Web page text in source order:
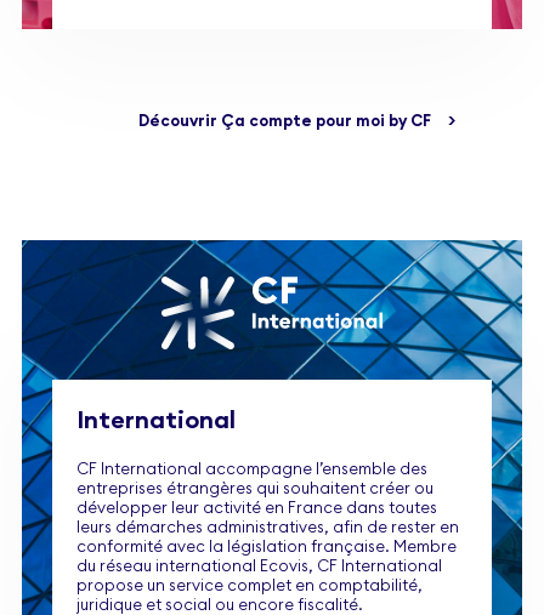
Découvrir Ça compte pour moi by CF >
International
CF International accompagne l’ensemble des
entreprises étrangères qui souhaitent créer ou
développer leur activité en France dans toutes
leurs démarches administratives, afin de rester en
conformité avec la législation française. Membre
du réseau international Ecovis, CF International
propose un service complet en comptabilité,
juridique et social ou encore fiscalité.